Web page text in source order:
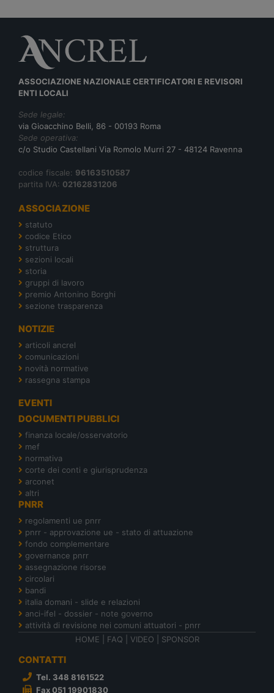
ASSOCIAZIONE NAZIONALE CERTIFICATORI E REVISORI
ENTI LOCALI
Sede legale:
via Gioacchino Belli, 86 - 00193 Roma
Sede operativa:
c/o Studio Castellani Via Romolo Murri 27 - 48124 Ravenna
codice fiscale: 96163510587
partita IVA: 02162831206
ASSOCIAZIONE
statuto
codice Etico
struttura
sezioni locali
storia
gruppi di lavoro
premio Antonino Borghi
sezione trasparenza
NOTIZIE
articoli ancrel
comunicazioni
novità normative
rassegna stampa
EVENTI
DOCUMENTI PUBBLICI
finanza locale/osservatorio
mef
normativa
corte dei conti e giurisprudenza
arconet
altri
PNRR
regolamenti ue pnrr
pnrr - approvazione ue - stato di attuazione
fondo complementare
governance pnrr
assegnazione risorse
circolari
bandi
italia domani - slide e relazioni
anci-ifel - dossier - note governo
attività di revisione nei comuni attuatori - pnrr
HOME
FAQ VIDEO SPONSOR
CONTATTI
Tel. 348 8161522
Fax 051 19901830